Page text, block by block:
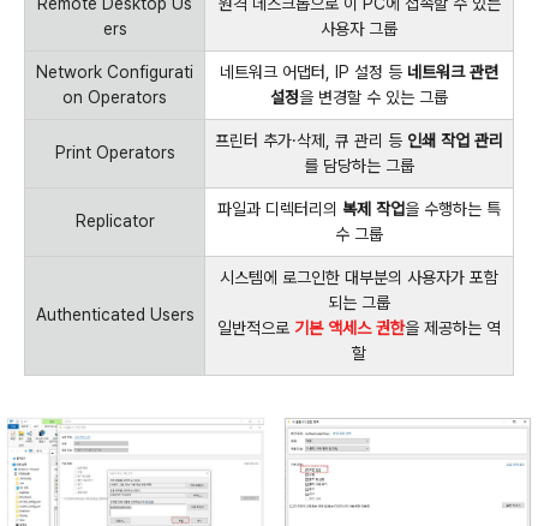
Remote Desktop Us
ers
원격 데스크톱으로 이 PC에 접속할 수 있는
사용자 그룹
Network Configurati
on Operators
네트워크 어댑터, IP 설정 등 네트워크 관련
설정을 변경할 수 있는 그룹
Print Operators
프린터 추가·삭제, 큐 관리 등 인쇄 작업 관리
를 담당하는 그룹
Replicator
파일과 디렉터리의 복제 작업을 수행하는 특
수 그룹
Authenticated Users
시스템에 로그인한 대부분의 사용자가 포함
되는 그룹
일반적으로 기본 액세스 권한을 제공하는 역
할